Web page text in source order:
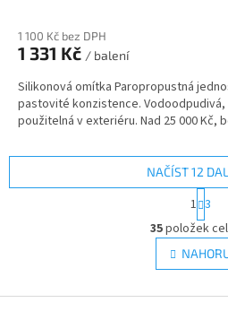
produktu
je
z
5
hvězdiček.
1 100 Kč bez DPH
1 331 Kč / balení
Silikonová omítka Paropropustná
pastovité konzistence.
použitelná v exteriéru. Nad 25 000 Kč,
O
v
l
á
NAČÍST 12
S
t
r
á
n
k
v
1 3
35položek